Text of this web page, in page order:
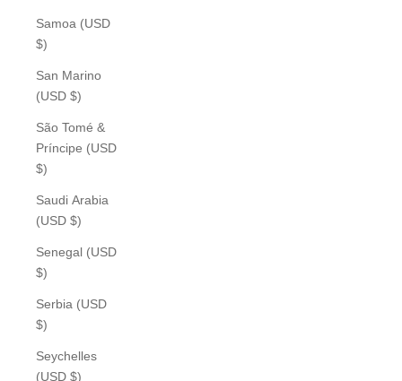
Samoa (USD
$)
San Marino
(USD $)
São Tomé &
Príncipe (USD
$)
Saudi Arabia
(USD $)
Senegal (USD
$)
Serbia (USD
$)
Seychelles
(USD $)